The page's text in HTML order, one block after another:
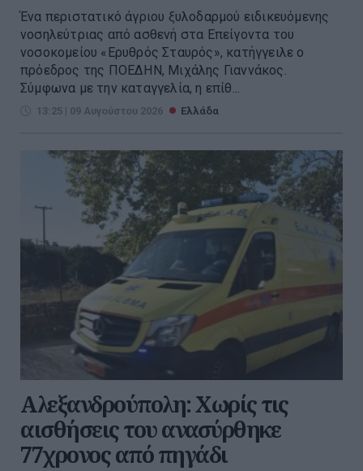
Ένα περιστατικό άγριου ξυλοδαρμού ειδικευόμενης
νοσηλεύτριας από ασθενή στα Επείγοντα του
νοσοκομείου «Ερυθρός Σταυρός», κατήγγειλε ο
πρόεδρος της ΠΟΕΔΗΝ, Μιχάλης Γιαννάκος.
Σύμφωνα με την καταγγελία, η επίθ...
13:25 | 09 Αυγούστου 2026 Ελλάδα
Αλεξανδρούπολη: Χωρίς τις
αισθήσεις του ανασύρθηκε
77χρονος από πηγάδι